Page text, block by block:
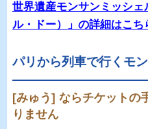
世界遺産モンサンミッシ
ル・ドー）」の詳細はこち
パリから列車で行くモ
[みゅう] ならチケットの
りません